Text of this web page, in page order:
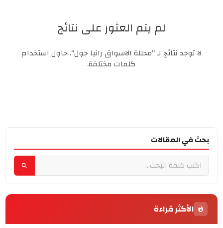
لم يتم العثور على نتائج
لا توجد نتائج لـ "محللة الاسواق رانيا جول". حاول استخدام
كلمات مختلفة.
بحث في المقالات
الأكثر قراءة